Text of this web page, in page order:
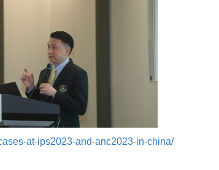
at-ips2023-and-anc2023-in-china/